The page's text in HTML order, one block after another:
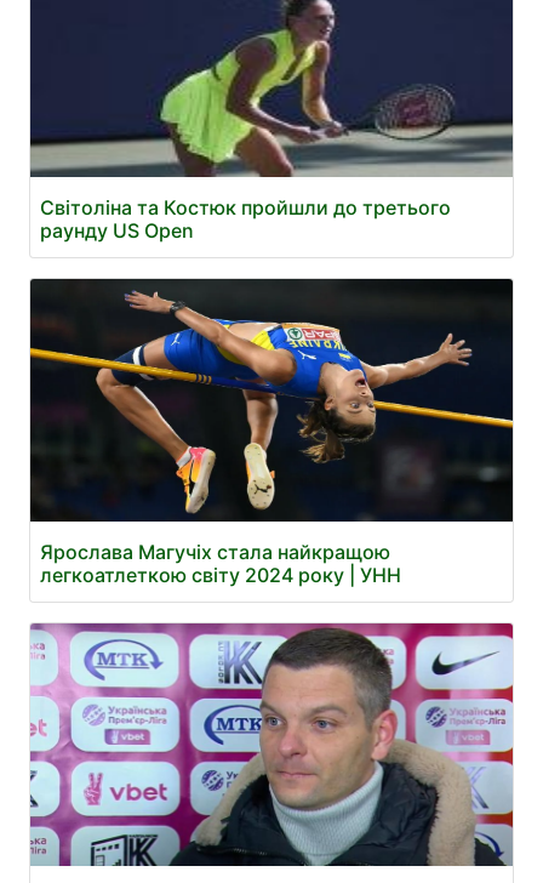
Світоліна та Костюк пройшли до третього
раунду US Open
Ярослава Магучіх стала найкращою
легкоатлеткою світу 2024 року | УНН